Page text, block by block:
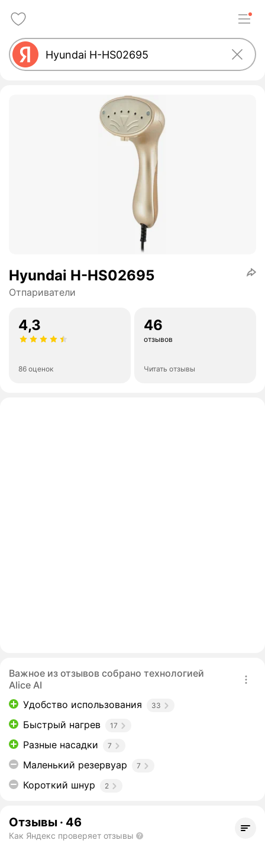
Hyundai H-HS02695
Отпариватели
4,3
86 оценок
46
отзывов
Читать отзывы
Важное из отзывов собрано технологией
Alice AI
Удобство использования
33
Быстрый нагрев 17
Разные насадки 7
Маленький резервуар 7
Короткий шнур 2
Отзывы · 46
Как Яндекс проверяет отзывы